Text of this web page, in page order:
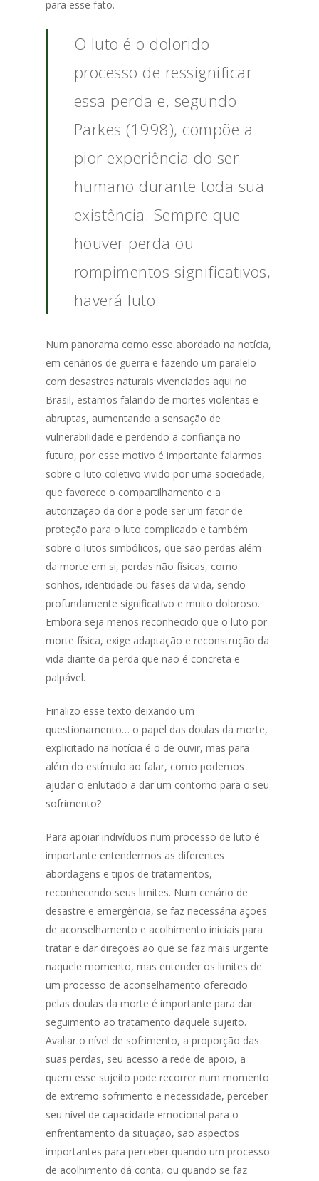
para esse fato.
O luto é o dolorido
processo de ressignificar
essa perda e, segundo
Parkes (1998), compõe a
pior experiência do ser
humano durante toda sua
existência. Sempre que
houver perda ou
rompimentos significativos,
haverá luto.
Num panorama como esse abordado na notícia,
em cenários de guerra e fazendo um paralelo
com desastres naturais vivenciados aqui no
Brasil, estamos falando de mortes violentas e
abruptas, aumentando a sensação de
vulnerabilidade e perdendo a confiança no
futuro, por esse motivo é importante falarmos
sobre o luto coletivo vivido por uma sociedade,
que favorece o compartilhamento e a
autorização da dor e pode ser um fator de
proteção para o luto complicado e também
sobre o lutos simbólicos, que são perdas além
da morte em si, perdas não físicas, como
sonhos, identidade ou fases da vida, sendo
profundamente significativo e muito doloroso.
Embora seja menos reconhecido que o luto por
morte física, exige adaptação e reconstrução da
vida diante da perda que não é concreta e
palpável.
Finalizo esse texto deixando um
questionamento… o papel das doulas da morte,
explicitado na notícia é o de ouvir, mas para
além do estímulo ao falar, como podemos
ajudar o enlutado a dar um contorno para o seu
sofrimento?
Para apoiar indivíduos num processo de luto é
importante entendermos as diferentes
abordagens e tipos de tratamentos,
reconhecendo seus limites. Num cenário de
desastre e emergência, se faz necessária ações
de aconselhamento e acolhimento iniciais para
tratar e dar direções ao que se faz mais urgente
naquele momento, mas entender os limites de
um processo de aconselhamento oferecido
pelas doulas da morte é importante para dar
seguimento ao tratamento daquele sujeito.
Avaliar o nível de sofrimento, a proporção das
suas perdas, seu acesso a rede de apoio, a
quem esse sujeito pode recorrer num momento
de extremo sofrimento e necessidade, perceber
seu nível de capacidade emocional para o
enfrentamento da situação, são aspectos
importantes para perceber quando um processo
de acolhimento dá conta, ou quando se faz